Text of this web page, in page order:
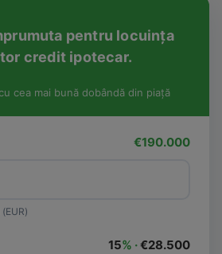
pentru locuința
credit ipotecar.
cea mai bună dobândă din piață
€190.000
15% ·€28.500